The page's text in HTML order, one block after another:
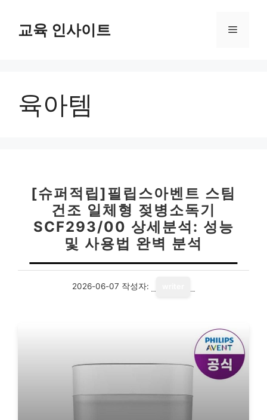
교육 인사이트 메
육아템
[슈퍼적립]필립스아벤트 스팀
건조 일체형 젖병소독기
SCF293/00 상세분석: 성능
및 사용법 완벽 분석
2026-06-07 작성자: